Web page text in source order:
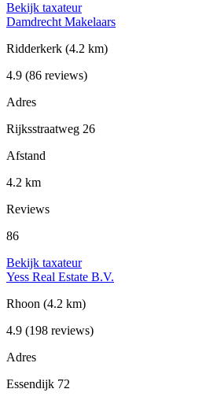
Bekijk taxateur
Damdrecht Makelaars
Ridderkerk (4.2 km)
4.9 (86 reviews)
Adres
Rijksstraatweg 26
Afstand
4.2 km
Reviews
86
Bekijk taxateur
Yess Real Estate B.V.
Rhoon (4.2 km)
4.9 (198 reviews)
Adres
Essendijk 72